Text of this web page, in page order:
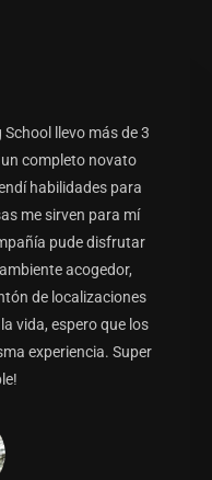
llevo más de 3
completo novato
habilidades para
me sirven para mí
pude disfrutar
acogedor,
de localizaciones
vida, espero que los
experiencia. Super